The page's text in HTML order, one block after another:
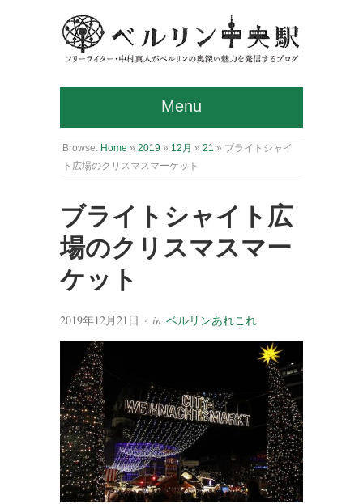
Menu
Browse: Home » 2019 » 12月 » 21 » ブライトシャイ
ト広場のクリスマスマーケット
ブライトシャイト広
場のクリスマスマー
ケット
2019年12月21日 · in ベルリンあれこれ